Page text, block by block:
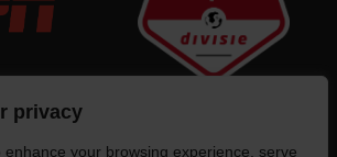
privacy
enhance your browsing experience, serve